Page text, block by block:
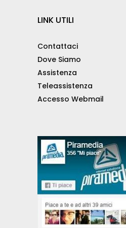
LINK UTILI
Contattaci
Dove Siamo
Assistenza
Teleassistenza
Accesso Webmail